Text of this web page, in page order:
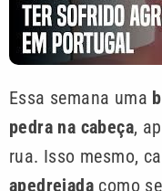
Essa semana uma
pedra na cabeça,
rua. Isso mesmo,
apedrejada como